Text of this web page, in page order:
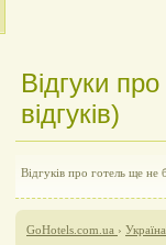
Відгуки
відгуків)
Відгуків про готель ще не
GoHotels.com.ua › Україна